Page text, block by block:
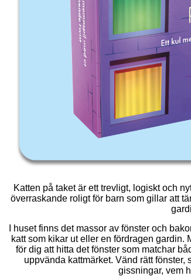
Katten på taket är ett trevligt, logiskt och
överraskande roligt för barn som gillar att
I huset finns det massor av fönster och
katt som kikar ut eller en fördragen gardin.
för dig att hitta det fönster som matchar
uppvända kattmärket. Vänd rätt
gissningar, vem